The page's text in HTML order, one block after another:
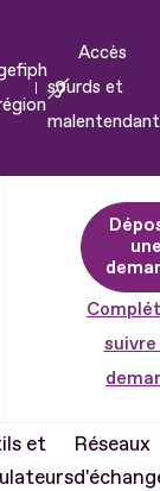
Accès
sourds et
suivre
et
Réseaux